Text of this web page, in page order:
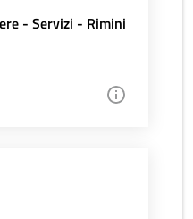
- Servizi - Rimini